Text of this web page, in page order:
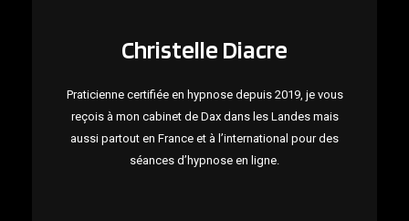
Christelle Diacre
Praticienne certifiée en hypnose depuis 2019, je vous
reçois à mon cabinet de Dax dans les Landes mais
aussi partout en France et à l’international pour des
séances d’hypnose en ligne.